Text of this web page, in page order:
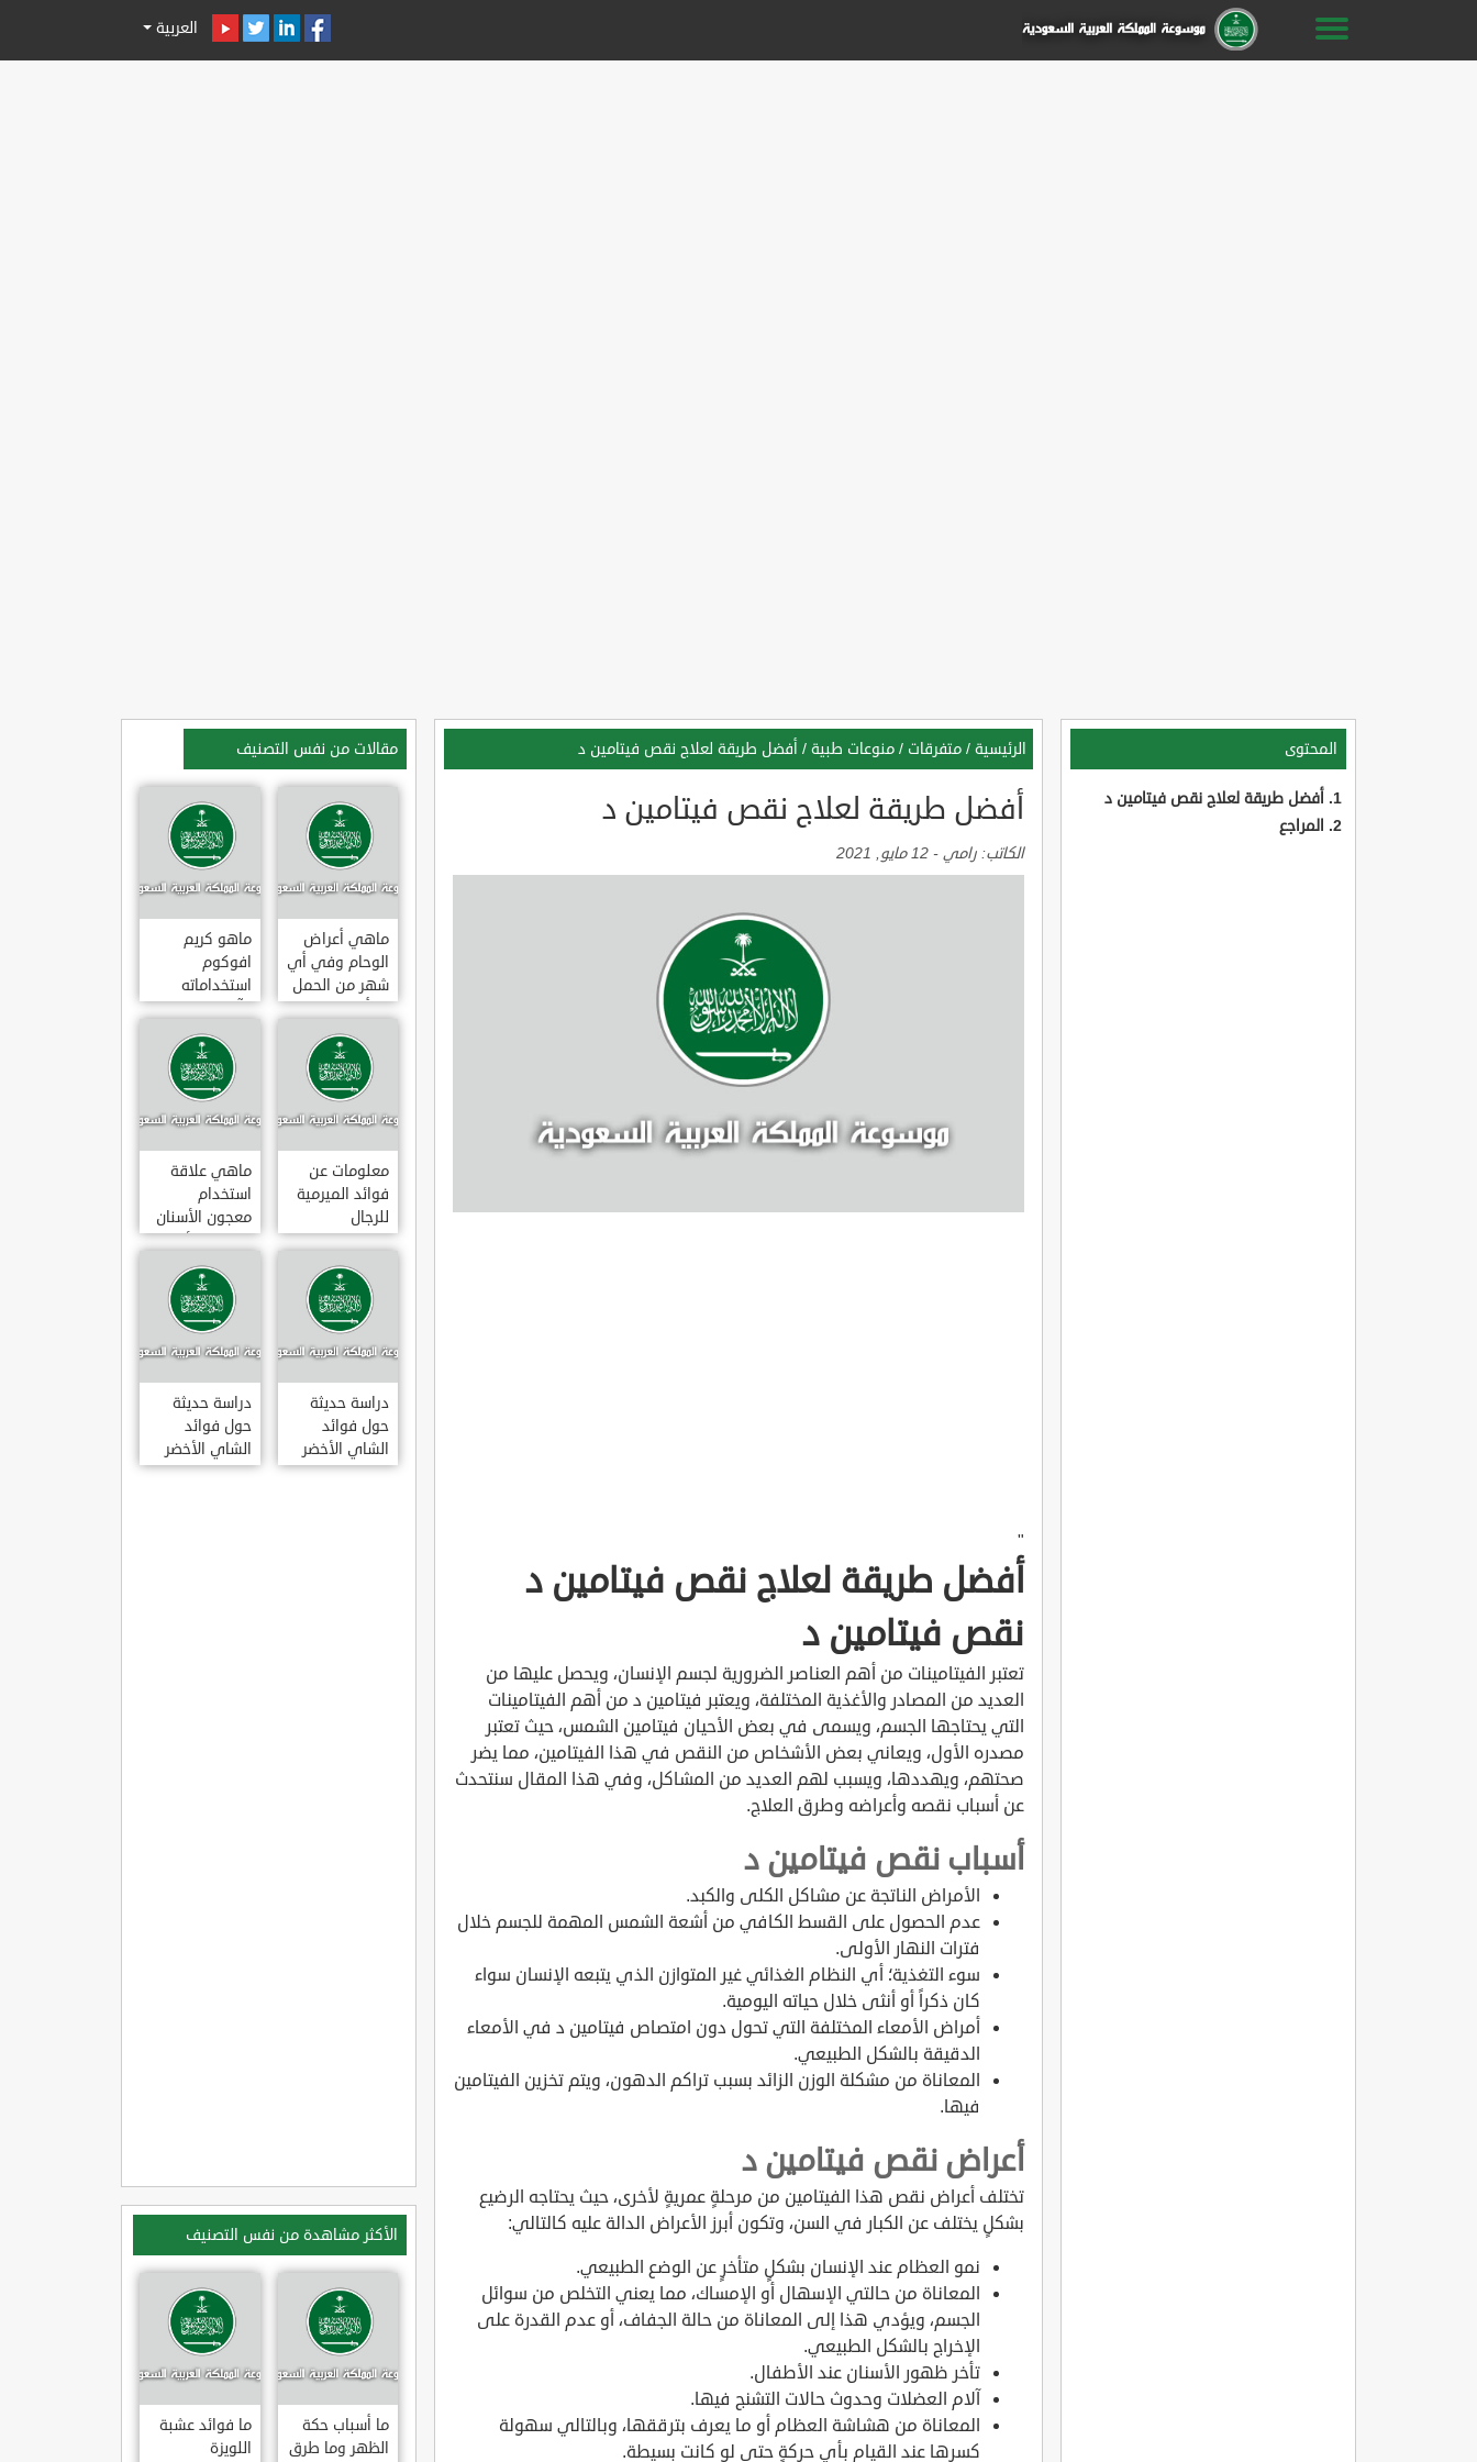
العربية
المحتوى
أفضل طريقة لعلاج نقص فيتامين د
المراجع
الرئيسية / متفرقات / منوعات طبية / أفضل طريقة لعلاج نقص فيتامين د
أفضل طريقة لعلاج نقص فيتامين د
الكاتب: رامي - 12 مايو, 2021
"
أفضل طريقة لعلاج نقص فيتامين د
نقص فيتامين د
تعتبر الفيتامينات من أهم العناصر الضرورية لجسم الإنسان، ويحصل عليها من
العديد من المصادر والأغذية المختلفة، ويعتبر فيتامين د من أهم الفيتامينات
التي يحتاجها الجسم، ويسمى في بعض الأحيان فيتامين الشمس، حيث تعتبر
مصدره الأول، ويعاني بعض الأشخاص من النقص في هذا الفيتامين، مما يضر
صحتهم، ويهددها، ويسبب لهم العديد من المشاكل، وفي هذا المقال سنتحدث
عن أسباب نقصه وأعراضه وطرق العلاج.
أسباب نقص فيتامين د
الأمراض الناتجة عن مشاكل الكلى والكبد.
عدم الحصول على القسط الكافي من أشعة الشمس المهمة للجسم خلال
فترات النهار الأولى.
سوء التغذية؛ أي النظام الغذائي غير المتوازن الذي يتبعه الإنسان سواء
كان ذكراً أو أنثى خلال حياته اليومية.
أمراض الأمعاء المختلفة التي تحول دون امتصاص فيتامين د في الأمعاء
الدقيقة بالشكل الطبيعي.
المعاناة من مشكلة الوزن الزائد بسبب تراكم الدهون، ويتم تخزين الفيتامين
فيها.
أعراض نقص فيتامين د
تختلف أعراض نقص هذا الفيتامين من مرحلةٍ عمريةٍ لأخرى، حيث يحتاجه الرضيع
بشكلٍ يختلف عن الكبار في السن، وتكون أبرز الأعراض الدالة عليه كالتالي:
نمو العظام عند الإنسان بشكلٍ متأخرٍ عن الوضع الطبيعي.
المعاناة من حالتي الإسهال أو الإمساك، مما يعني التخلص من سوائل
الجسم، ويؤدي هذا إلى المعاناة من حالة الجفاف، أو عدم القدرة على
الإخراج بالشكل الطبيعي.
تأخر ظهور الأسنان عند الأطفال.
آلام العضلات وحدوث حالات التشنج فيها.
المعاناة من هشاشة العظام أو ما يعرف بترققها، وبالتالي سهولة
كسرها عند القيام بأي حركةٍ حتى لو كانت بسيطة.
مقالات من نفس التصنيف
ماهي أعراض
الوحام وفي أي
شهر من الحمل
يبدأ
ماهو كريم
افوكوم
استخداماته
وآثاره الجانبية
معلومات عن
فوائد الميرمية
للرجال
ماهي علاقة
استخدام
معجون الأسنان
بالتهاب الأمعاء
دراسة حديثة
حول فوائد
الشاي الأخضر
دراسة حديثة
حول فوائد
الشاي الأخضر
لعلاج التهاب
الأكثر مشاهدة من نفس التصنيف
ما أسباب حكة
الظهر وما طرق
ما فوائد عشبة
اللويزة